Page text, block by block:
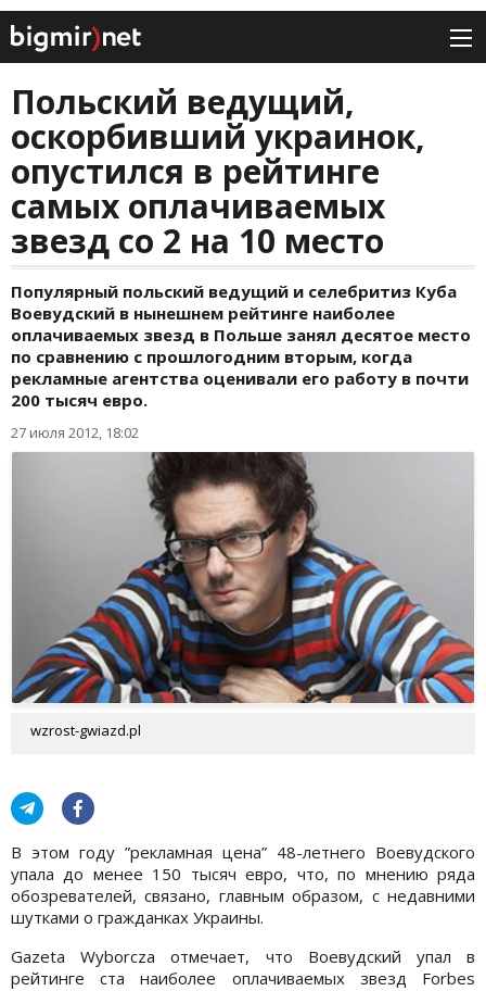
Польский ведущий,
оскорбивший украинок,
опустился в рейтинге
самых оплачиваемых
звезд со 2 на 10 место
Популярный польский ведущий и селебритиз Куба
Воевудский в нынешнем рейтинге наиболее
оплачиваемых звезд в Польше занял десятое место
по сравнению с прошлогодним вторым, когда
рекламные агентства оценивали его работу в почти
200 тысяч евро.
27 июля 2012, 18:02
wzrost-gwiazd.pl
В этом году ”рекламная цена” 48-летнего Воевудского
упала до менее 150 тысяч евро, что, по мнению ряда
обозревателей, связано, главным образом, с недавними
шутками о гражданках Украины.
Gazeta Wyborcza отмечает, что Воевудский упал в
рейтинге ста наиболее оплачиваемых звезд Forbes